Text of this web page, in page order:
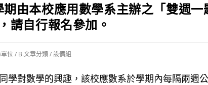
由本校應用數學系主辦之「雙週一
請自行報名參加。
位/ B.文章分類/設備組
學對數學的興趣，該校應數系於學期內每隔兩週